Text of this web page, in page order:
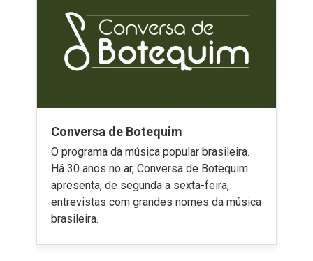
Conversa de Botequim
O programa da música popular brasileira.
Há 30 anos no ar, Conversa de Botequim
apresenta, de segunda a sexta-feira,
entrevistas com grandes nomes da música
brasileira.